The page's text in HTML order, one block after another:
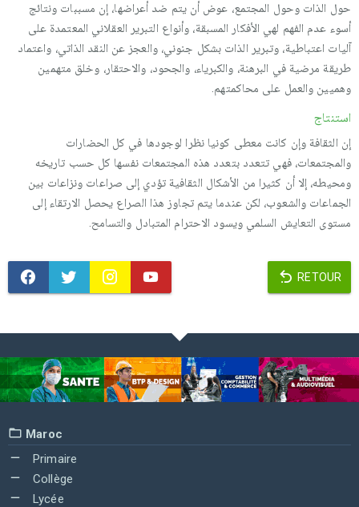
حول الذات وحول المجتمع، عوض أن يتم ضد أعراضها، إن مسببات ونتائج
أسوء عدم الفهم لهي الأفكار المسبقة، وأنواع التبرير العقلاني المعتمدة على
آليات اعتباطية، وتبرير الذات بشكل جنوني، والعجز عن النقد الذاتي، واعتماد
طريقة مرضية في البرهنة، والكبرياء، والجحود، والاحتقار، وخلق متهمين
وهميين والعمل على محاكمتهم.
استنتاج
إن الثقافة وإن كانت معطى كونيا نظرا لوجودها في كل الحضارات
والمجتمعات، فهي تتعدد بتعدد هذه المجتمعات نفسها كل حسب تاريخه
ومحيطه، إلا أن كثيرا من الأشكال الثقافية تؤدي إلى صراعات ونزاعات بين
الجماعات والشعوب، لكن عندما يتم تجاوز هذا الصراع يحصل الارتقاء إلى
مستوى التعايش السلمي ويسود الاحترام المتبادل والتسامح.
RETOUR
Maroc
Primaire
Collège
Lycée